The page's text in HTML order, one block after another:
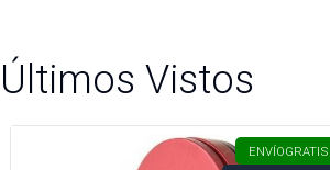
Últimos Vistos
ENVÍOGRATIS